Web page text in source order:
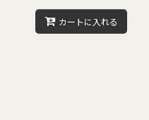
カートに入れる